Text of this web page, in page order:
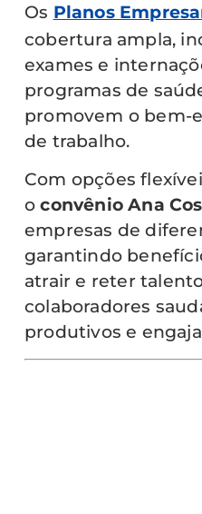
Os Planos
cobertura ampla,
exames e
programas de
promovem o bem-
de trabalho.
Com opções
oconvênio Ana
empresas de
garantindo
atrair e reter
colaboradores
produtivos e